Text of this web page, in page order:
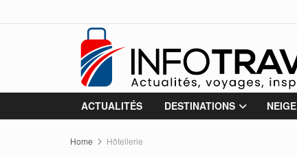
ACTUALITÉS DESTINATIONS NEIGE
Home Hôtellerie